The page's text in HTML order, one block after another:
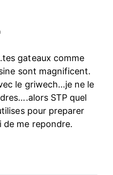
gateaux comme
sont magnificent.
le griwech…je ne le
STP quel
pour preparer
de me repondre.